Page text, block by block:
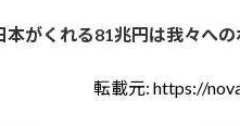
本がくれる81兆円は我々へ
転載元:https://